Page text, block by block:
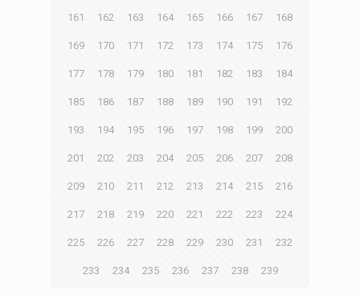
161 162 163 164 165 166 167 168
169 170 171 172 173 174 175 176
177 178 179 180 181 182 183 184
185 186 187 188 189 190 191 192
193 194 195 196 197 198 199 200
201 202 203 204 205 206 207 208
209 210 211 212 213 214 215 216
217 218 219 220 221 222 223 224
225 226 227 228 229 230 231 232
233 234 235 236 237 238 239